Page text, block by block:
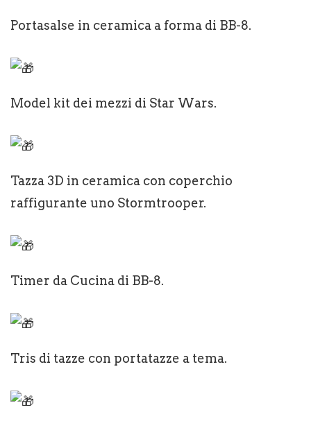
Portasalse in ceramica a forma di BB-8.
Model kit dei mezzi di Star Wars.
Tazza 3D in ceramica con coperchio
raffigurante uno Stormtrooper.
Timer da Cucina di BB-8.
Tris di tazze con portatazze a tema.